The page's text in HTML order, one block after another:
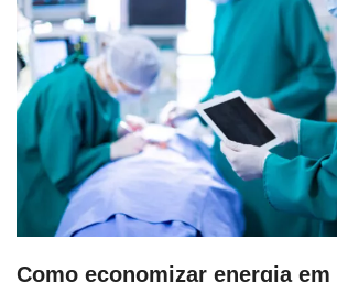
Como economizar energia